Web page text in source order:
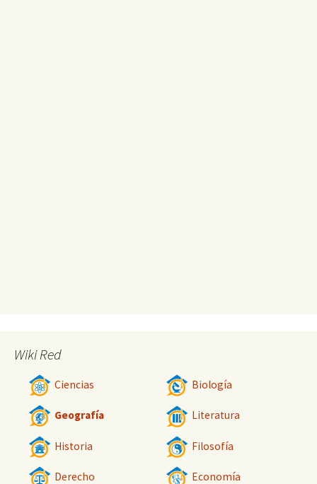
Wiki Red
Ciencias Biología
Geografía Literatura
Historia Filosofía
Derecho Economía